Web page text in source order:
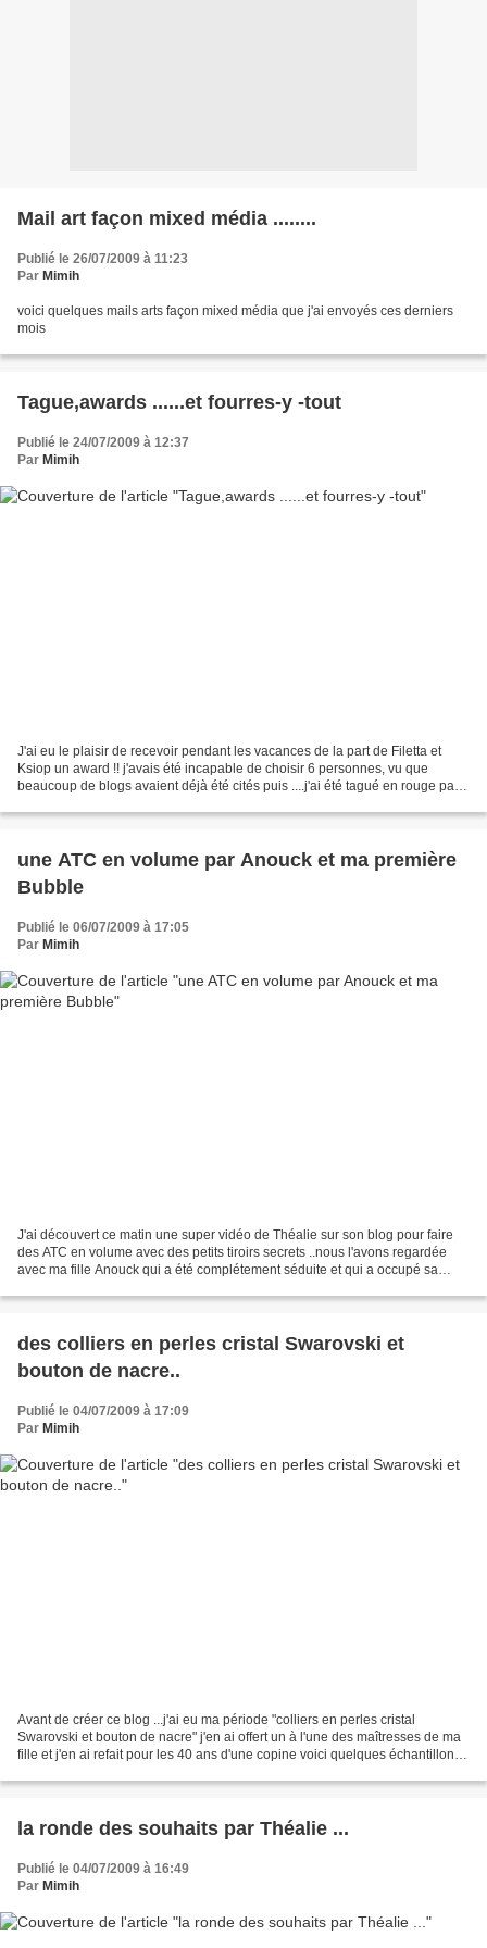
Mail art façon mixed média ........
Publié le 26/07/2009 à 11:23
Par Mimih
voici quelques mails arts façon mixed média que j'ai envoyés ces derniers
mois
Tague,awards ......et fourres-y -tout
Publié le 24/07/2009 à 12:37
Par Mimih
J'ai eu le plaisir de recevoir pendant les vacances de la part de Filetta et
Ksiop un award !! j'avais été incapable de choisir 6 personnes, vu que
beaucoup de blogs avaient déjà été cités puis ....j'ai été tagué en rouge par
une ATC en volume par Anouck et ma première
Bubble
Publié le 06/07/2009 à 17:05
Par Mimih
J'ai découvert ce matin une super vidéo de Théalie sur son blog pour faire
des ATC en volume avec des petits tiroirs secrets ..nous l'avons regardée
avec ma fille Anouck qui a été complétement séduite et qui a occupé sa
33460783.html...
des colliers en perles cristal Swarovski et
bouton de nacre..
Publié le 04/07/2009 à 17:09
Par Mimih
Avant de créer ce blog ...j'ai eu ma période "colliers en perles cristal
Swarovski et bouton de nacre" j'en ai offert un à l'une des maîtresses de ma
fille et j'en ai refait pour les 40 ans d'une copine voici quelques échantillons
la ronde des souhaits par Théalie ...
Publié le 04/07/2009 à 16:49
Par Mimih